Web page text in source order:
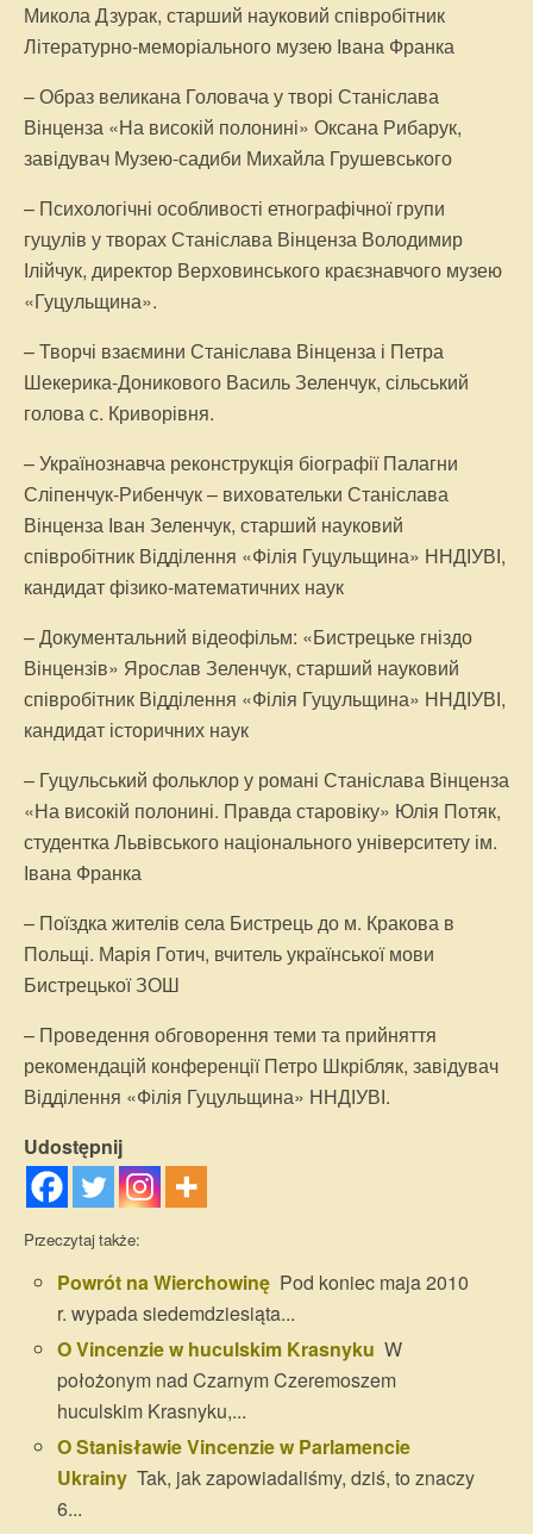
Микола Дзурак, старший науковий співробітник
Літературно-меморіального музею Івана Франка
– Образ великана Головача у творі Станіслава
Вінценза «На високій полонині» Оксана Рибарук,
завідувач Музею-садиби Михайла Грушевського
– Психологічні особливості етнографічної групи
гуцулів у творах Станіслава Вінценза Володимир
Ілійчук, директор Верховинського краєзнавчого музею
«Гуцульщина».
– Творчі взаємини Станіслава Вінценза і Петра
Шекерика-Доникового Василь Зеленчук, сільський
голова с. Криворівня.
– Українознавча реконструкція біографії Палагни
Сліпенчук-Рибенчук – виховательки Станіслава
Вінценза Іван Зеленчук, старший науковий
співробітник Відділення «Філія Гуцульщина» ННДІУВІ,
кандидат фізико-математичних наук
– Документальний відеофільм: «Бистрецьке гніздо
Вінцензів» Ярослав Зеленчук, старший науковий
співробітник Відділення «Філія Гуцульщина» ННДІУВІ,
кандидат історичних наук
– Гуцульський фольклор у романі Станіслава Вінценза
«На високій полонині. Правда старовіку» Юлія Потяк,
студентка Львівського національного університету ім.
Івана Франка
– Поїздка жителів села Бистрець до м. Кракова в
Польщі. Марія Готич, вчитель української мови
Бистрецької ЗОШ
– Проведення обговорення теми та прийняття
рекомендацій конференції Петро Шкрібляк, завідувач
Відділення «Філія Гуцульщина» ННДІУВІ.
Udostępnij
Przeczytaj także:
Powrót na Wierchowinę Pod koniec maja 2010
r. wypada siedemdziesiąta...
O Vincenzie w huculskim Krasnyku W
położonym nad Czarnym Czeremoszem
huculskim Krasnyku,...
O Stanisławie Vincenzie w Parlamencie
Ukrainy Tak, jak zapowiadaliśmy, dziś, to znaczy
6...